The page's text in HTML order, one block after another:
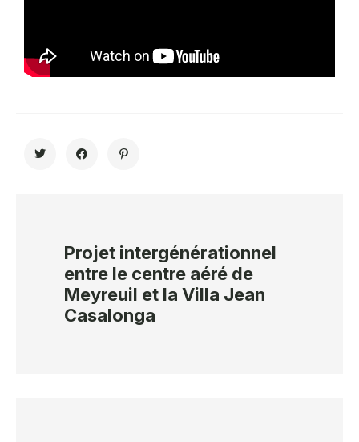
Projet intergénérationnel
entre le centre aéré de
Meyreuil et la Villa Jean
Casalonga